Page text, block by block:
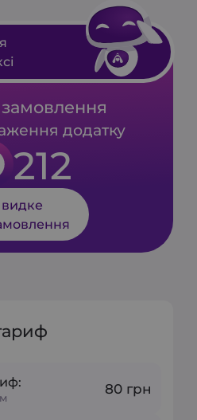
замовлення
додатку
212
80 грн